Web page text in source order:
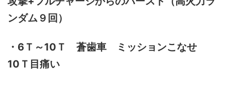
ンダム９回）
・6Ｔ～10Ｔ 蒼歯車 ミッションこなせ
10Ｔ目痛い